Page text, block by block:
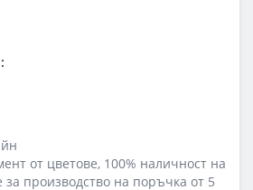
от цветове, 100% наличност на
производство на поръчка от 5